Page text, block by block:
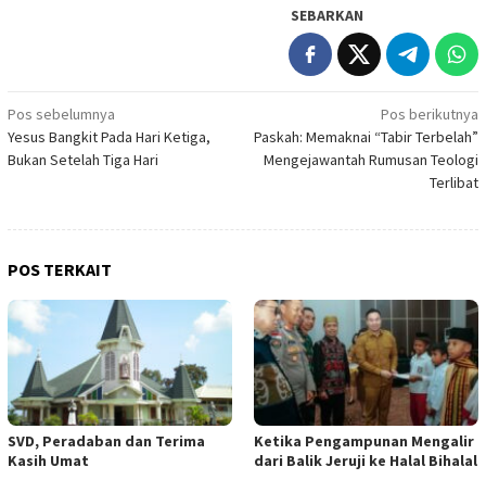
SEBARKAN
Navigasi
pos
Pos sebelumnya
Yesus Bangkit Pada Hari Ketiga,
Bukan Setelah Tiga Hari
Pos berikutnya
Paskah: Memaknai “Tabir Terbelah”
Mengejawantah Rumusan Teologi
Terlibat
POS TERKAIT
SVD, Peradaban dan Terima
Kasih Umat
Ketika Pengampunan Mengalir
dari Balik Jeruji ke Halal Bihalal